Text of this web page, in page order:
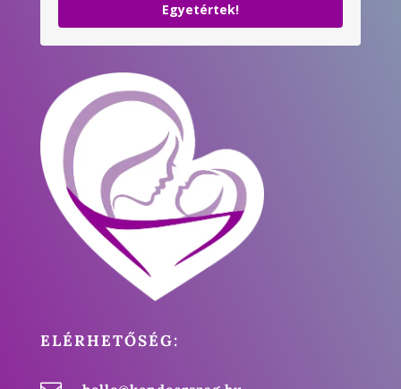
Egyetértek!
ELÉRHETŐSÉG: